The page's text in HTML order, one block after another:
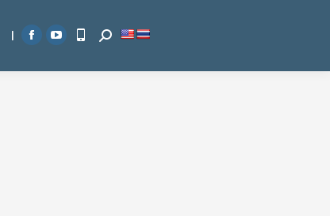
|
Facebook
YouTubeSearch: